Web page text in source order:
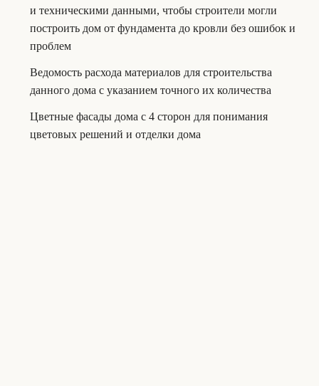
и техническими данными, чтобы строители могли
построить дом от фундамента до кровли без ошибок и
проблем
Ведомость расхода материалов для строительства
данного дома с указанием точного их количества
Цветные фасады дома с 4 сторон для понимания
цветовых решений и отделки дома